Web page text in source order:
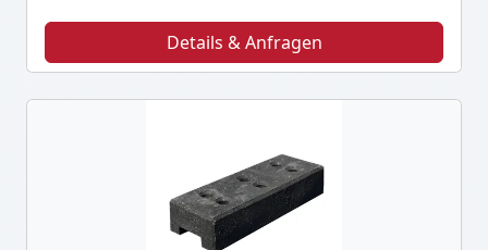
Details & Anfragen